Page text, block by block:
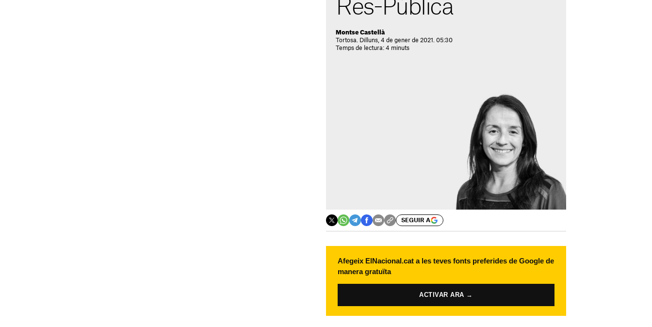
Res-Pública
Montse Castellà
Tortosa. Dilluns, 4 de gener de 2021. 05:30
Temps de lectura: 4 minuts
SEGUIR A
Afegeix ElNacional.cat a les teves fonts preferides de Google de
manera gratuïta
ACTIVAR ARA →